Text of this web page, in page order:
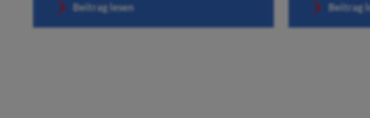
Beitrag lesen Beitrag